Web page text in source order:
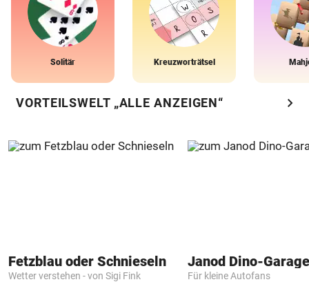
Solitär Kreuzworträtsel
VORTEILSWELT „ALLE ANZEIGEN“ chevron_right
Fetzblau oder Schnieseln
Wetter verstehen - von Sigi Fink
Janod Dino-Garage
Für kleine Autofans